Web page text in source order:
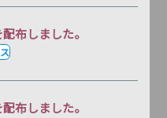
布しました。
布しました。